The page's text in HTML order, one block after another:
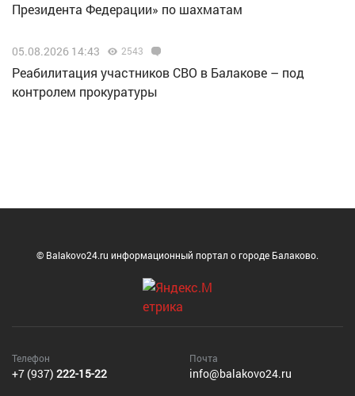
Президента Федерации» по шахматам
05.08.2026 14:43 2543
Реабилитация участников СВО в Балакове – под
контролем прокуратуры
© Balakovo24.ru информационный портал о городе Балаково.
Телефон
+7 (937) 222-15-22
Почта
info@balakovo24.ru